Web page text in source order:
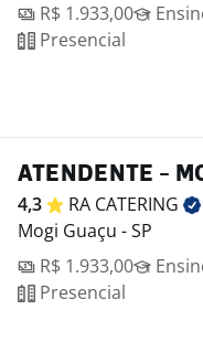
R$ 1.933,00
Presencial
ATENDENTE -
4,3 RA CATERING
Mogi Guaçu - SP
R$ 1.933,00
Presencial